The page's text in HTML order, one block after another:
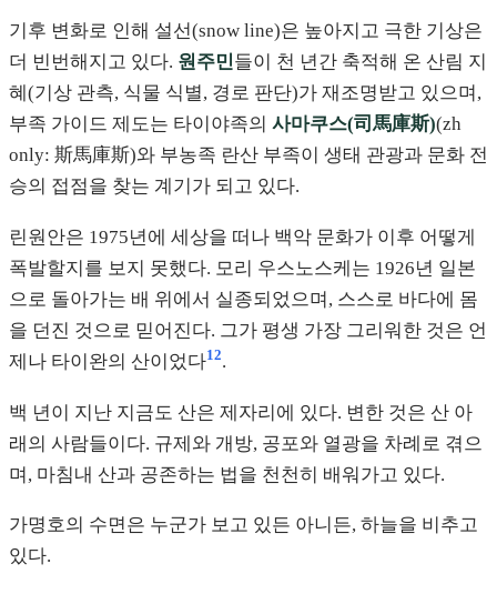
기후 변화로 인해 설선(snow line)은 높아지고 극한 기상은
더 빈번해지고 있다. 원주민들이 천 년간 축적해 온 산림 지
혜(기상 관측, 식물 식별, 경로 판단)가 재조명받고 있으며,
부족 가이드 제도는 타이야족의 사마쿠스(司馬庫斯)(zh
only: 斯馬庫斯)와 부농족 란산 부족이 생태 관광과 문화 전
승의 접점을 찾는 계기가 되고 있다.
린원안은 1975년에 세상을 떠나 백악 문화가 이후 어떻게
폭발할지를 보지 못했다. 모리 우스노스케는 1926년 일본
으로 돌아가는 배 위에서 실종되었으며, 스스로 바다에 몸
을 던진 것으로 믿어진다. 그가 평생 가장 그리워한 것은 언
제나 타이완의 산이었다12.
백 년이 지난 지금도 산은 제자리에 있다. 변한 것은 산 아
래의 사람들이다. 규제와 개방, 공포와 열광을 차례로 겪으
며, 마침내 산과 공존하는 법을 천천히 배워가고 있다.
가명호의 수면은 누군가 보고 있든 아니든, 하늘을 비추고
있다.